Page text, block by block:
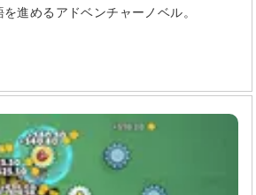
進めるアドベンチャーノベル。